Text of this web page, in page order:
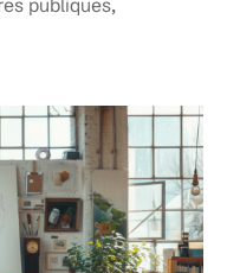
publiques,